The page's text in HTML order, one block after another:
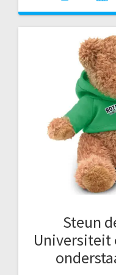
Steun
Universiteit